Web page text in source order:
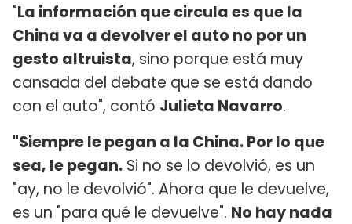
"La información que circula es que la
China va a devolver el auto no por un
gesto altruista, sino porque está muy
cansada del debate que se está dando
con el auto", contó Julieta Navarro.
"Siempre le pegan a la China. Por lo que
sea, le pegan. Si no se lo devolvió, es un
"ay, no le devolvió". Ahora que le devuelve,
es un "para qué le devuelve". No hay nada